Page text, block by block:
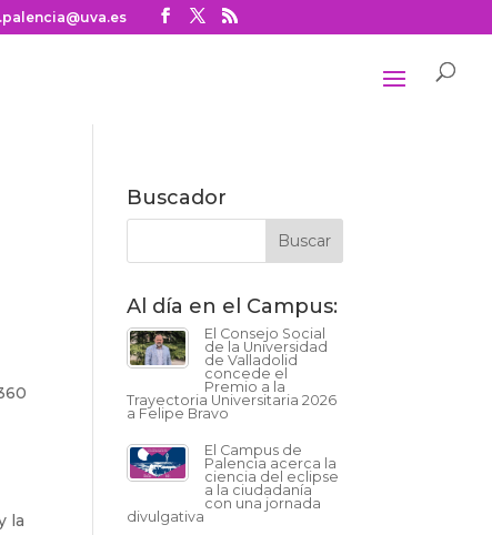
la
Buscador
Al día en el Campus:
El Consejo Social
de la Universidad
de Valladolid
concede el
Premio a la
Trayectoria Universitaria 2026
a Felipe Bravo
El Campus de
Palencia acerca la
ciencia del eclipse
a la ciudadanía
con una jornada
divulgativa